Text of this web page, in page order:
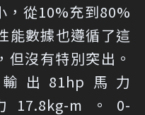
，從10%充到80%
能數據也遵循了這
沒有特別突出。
出81hp馬力
17.8kg-m。0-